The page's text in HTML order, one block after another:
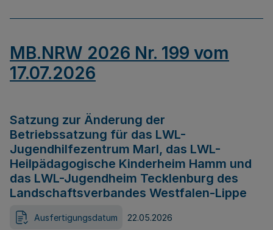
MB.NRW 2026 Nr. 199 vom
17.07.2026
Satzung zur Änderung der
Betriebssatzung für das LWL-
Jugendhilfezentrum Marl, das LWL-
Heilpädagogische Kinderheim Hamm und
das LWL-Jugendheim Tecklenburg des
Landschaftsverbandes Westfalen-Lippe
Ausfertigungsdatum 22.05.2026